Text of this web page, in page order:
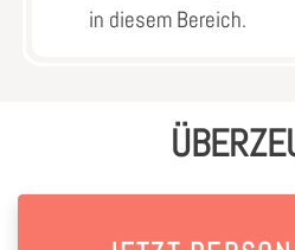
in diesem Bereich.